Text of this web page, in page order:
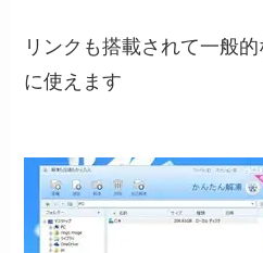
リンクも搭載されて一般
に使えます